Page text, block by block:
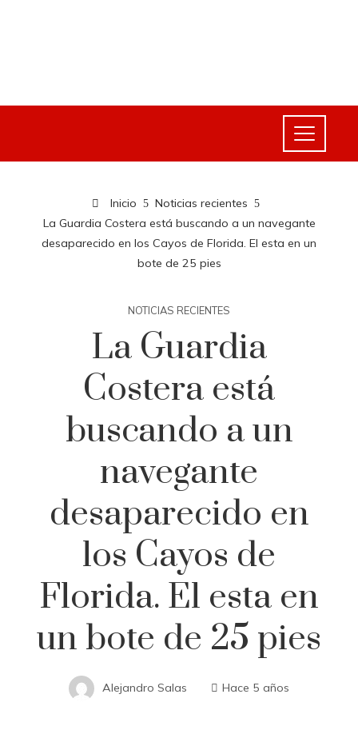
Inicio
Noticias recientes
La Guardia Costera está buscando a un navegante
desaparecido en los Cayos de Florida. El esta en un
bote de 25 pies
NOTICIAS RECIENTES
La Guardia
Costera está
buscando a un
navegante
desaparecido en
los Cayos de
Florida. El esta en
un bote de 25 pies
Alejandro Salas Hace 5 años